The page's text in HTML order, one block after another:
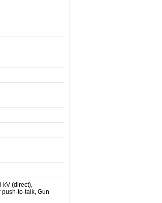
(direct),
to-talk, Gun